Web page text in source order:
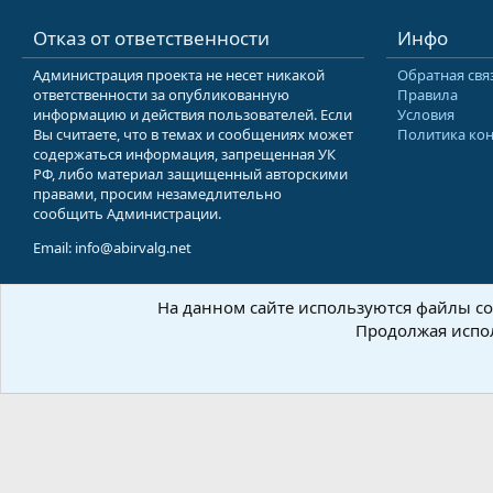
Отказ от ответственности
Администрация проекта не несет никакой
ответственности за опубликованную
информацию и действия пользователей. Если
Вы считаете, что в темах и сообщениях может
содержаться информация, запрещенная УК
РФ, либо материал защищенный авторскими
правами, просим незамедлительно
сообщить Администрации.
Email: info@abirvalg.net
Инфо
Обратная
Правила
Условия
Политика
©
На данном сайте используются файлы
Продолжая